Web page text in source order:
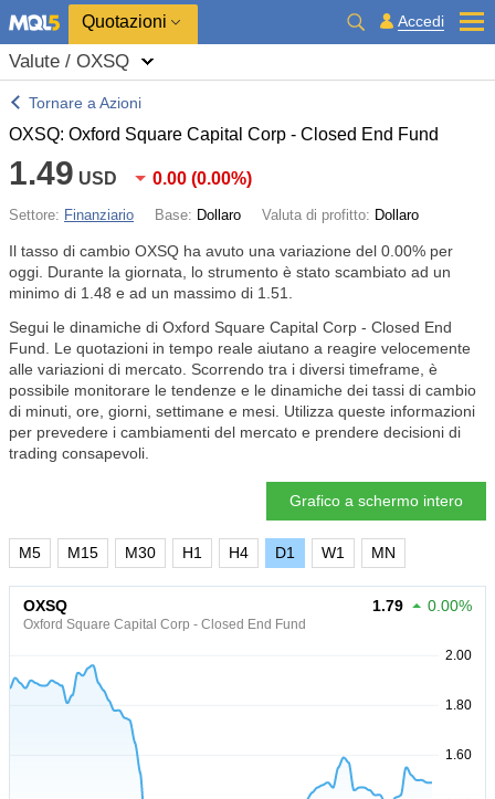
Quotazioni Accedi
Valute / OXSQ
Tornare a Azioni
OXSQ: Oxford Square Capital Corp - Closed End Fund
1.49 USD 0.00 (0.00%)
Settore: Finanziario Base: Dollaro Valuta di profitto: Dollaro
Il tasso di cambio OXSQ ha avuto una variazione del 0.00% per
oggi. Durante la giornata, lo strumento è stato scambiato ad un
minimo di 1.48 e ad un massimo di 1.51.
Segui le dinamiche di Oxford Square Capital Corp - Closed End
Fund. Le quotazioni in tempo reale aiutano a reagire velocemente
alle variazioni di mercato. Scorrendo tra i diversi timeframe, è
possibile monitorare le tendenze e le dinamiche dei tassi di cambio
di minuti, ore, giorni, settimane e mesi. Utilizza queste informazioni
per prevedere i cambiamenti del mercato e prendere decisioni di
trading consapevoli.
Grafico a schermo intero
M5 M15 M30 H1 H4 D1 W1 MN
OXSQ
Oxford Square Capital Corp - Closed End Fund
1.79 0.00%